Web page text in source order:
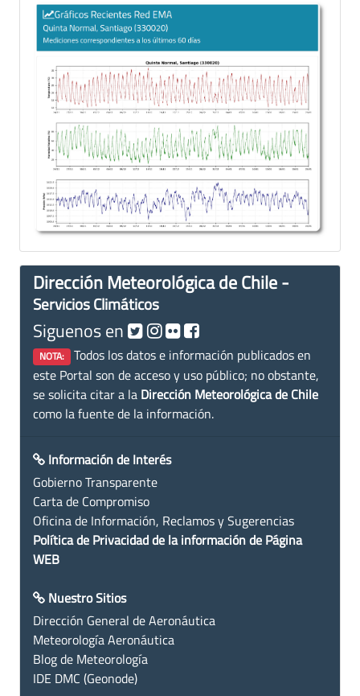
Dirección Meteorológica de Chile -
Servicios Climáticos
Siguenos en
NOTA: Todos los datos e información publicados en
este Portal son de acceso y uso público; no obstante,
se solicita citar a la Dirección Meteorológica de Chile
como la fuente de la información.
Información de Interés
Gobierno Transparente
Carta de Compromiso
Oficina de Información, Reclamos y Sugerencias
Política de Privacidad de la información de Página
WEB
Nuestro Sitios
Dirección General de Aeronáutica
Meteorología Aeronáutica
Blog de Meteorología
IDE DMC (Geonode)